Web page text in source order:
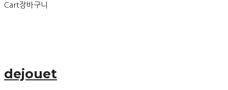
Cart장바구니
dejouet